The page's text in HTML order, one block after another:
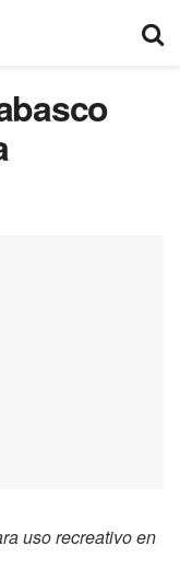
uso recreativo en